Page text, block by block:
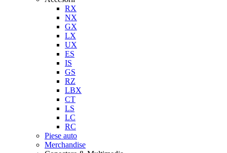
RX
NX
GX
LX
UX
ES
IS
GS
RZ
LBX
CT
LS
LC
RC
Piese auto
Merchandise